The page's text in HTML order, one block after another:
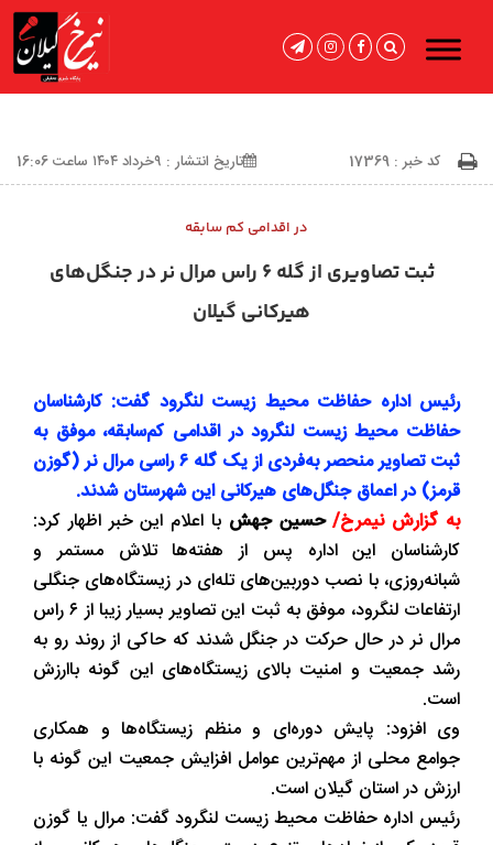
کد خبر : 17369 تاریخ انتشار : ۹خرداد ۱۴۰۴ ساعت 16:06
در اقدامی کم سابقه
ثبت تصاویری از گله ۶ راس مرال نر در جنگل‌های
هیرکانی گیلان
رئیس اداره حفاظت محیط زیست لنگرود گفت: کارشناسان
حفاظت محیط زیست لنگرود در اقدامی کم‌سابقه، موفق به
ثبت تصاویر منحصر به‌فردی از یک گله ۶ راسی مرال نر (گوزن
قرمز) در اعماق جنگل‌های هیرکانی این شهرستان شدند.
به گزارش نیمرخ/حسین جهش با اعلام این خبر اظهار کرد:
کارشناسان این اداره پس از هفته‌ها تلاش مستمر و
شبانه‌روزی، با نصب دوربین‌های تله‌ای در زیستگاه‌های جنگلی
ارتفاعات لنگرود، موفق به ثبت این تصاویر بسیار زیبا از ۶ راس
مرال نر در حال حرکت در جنگل شدند که حاکی از روند رو به
رشد جمعیت و امنیت بالای زیستگاه‌های این گونه باارزش
است.
وی افزود: پایش دوره‌ای و منظم زیستگاه‌ها و همکاری
جوامع محلی از مهم‌ترین عوامل افزایش جمعیت این گونه با
ارزش در استان گیلان است.
رئیس اداره حفاظت محیط زیست لنگرود گفت: مرال یا گوزن